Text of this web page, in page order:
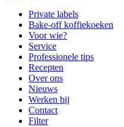
Private labels
Bake-off koffiekoeken
Voor wie?
Service
Professionele tips
Recepten
Over ons
Nieuws
Werken bij
Contact
Filter